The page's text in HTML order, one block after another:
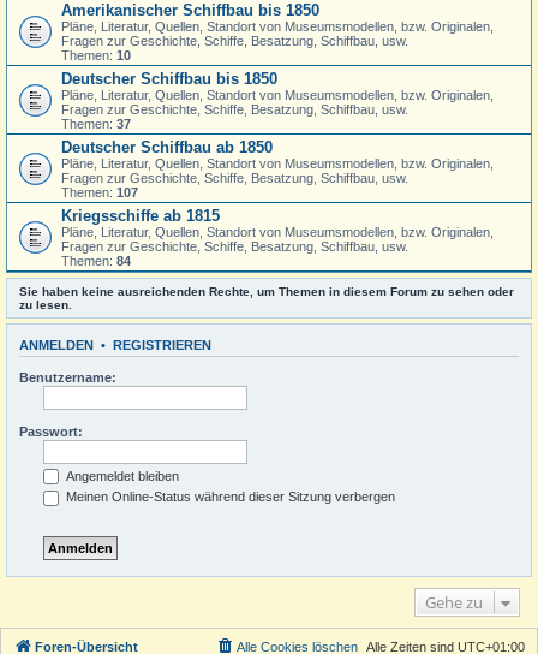
Amerikanischer Schiffbau bis 1850
Pläne, Literatur, Quellen, Standort von Museumsmodellen, bzw. Originalen,
Fragen zur Geschichte, Schiffe, Besatzung, Schiffbau, usw.
Themen: 10
Deutscher Schiffbau bis 1850
Pläne, Literatur, Quellen, Standort von Museumsmodellen, bzw. Originalen,
Fragen zur Geschichte, Schiffe, Besatzung, Schiffbau, usw.
Themen: 37
Deutscher Schiffbau ab 1850
Pläne, Literatur, Quellen, Standort von Museumsmodellen, bzw. Originalen,
Fragen zur Geschichte, Schiffe, Besatzung, Schiffbau, usw.
Themen: 107
Kriegsschiffe ab 1815
Pläne, Literatur, Quellen, Standort von Museumsmodellen, bzw. Originalen,
Fragen zur Geschichte, Schiffe, Besatzung, Schiffbau, usw.
Themen: 84
Sie haben keine ausreichenden Rechte, um Themen in diesem Forum zu sehen oder
zu lesen.
ANMELDEN • REGISTRIEREN
Benutzername:
Passwort:
Angemeldet bleiben
Meinen Online-Status während dieser Sitzung verbergen
Gehe zu
Foren-Übersicht Alle Zeiten sind UTC+01:00
Alle Cookies löschen